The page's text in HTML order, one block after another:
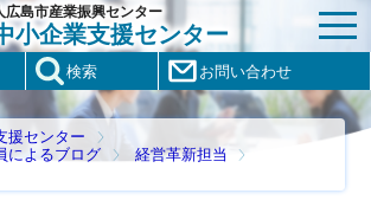
広島市産業振興センター
小企業支援センター
検索 お問い合わせ
援センター
によるブログ
経営革新担当